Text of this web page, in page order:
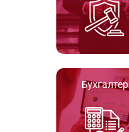
Бухгалтер